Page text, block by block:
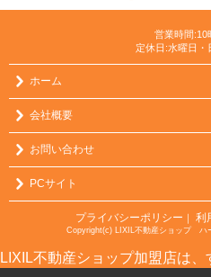
営業時間:10
定休日:水曜日・
ホーム
会社概要
お問い合わせ
PCサイト
プライバシーポリシー ｜ 利
Copyright(c) LIXIL不動産ショップ ハ
LIXIL不動産ショップ加盟店は、